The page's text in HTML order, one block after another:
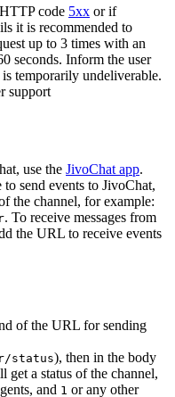
code 5xx or if
it is recommended to
up to 3 times with an
seconds. Inform the user
is temporarily undeliverable.
support
use the JivoChat app.
to send events to JivoChat,
the channel, for example:
. To receive messages from
the URL to receive events
of the URL for sending
status), then in the body
get a status of the channel,
and 1 or any other